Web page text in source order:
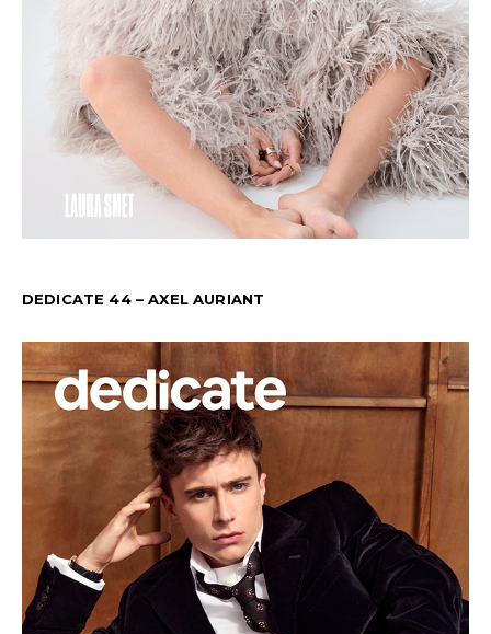
DEDICATE 44 – AXEL AURIANT